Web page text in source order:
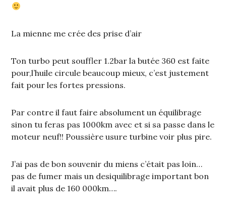
La mienne me crée des prise d’air
Ton turbo peut souffler 1.2bar la butée 360 est faite
pour,l’huile circule beaucoup mieux, c’est justement
fait pour les fortes pressions.
Par contre il faut faire absolument un équilibrage
sinon tu feras pas 1000km avec et si sa passe dans le
moteur neuf!! Poussière usure turbine voir plus pire.
J’ai pas de bon souvenir du miens c’était pas loin…
pas de fumer mais un desiquilibrage important bon
il avait plus de 160 000km….